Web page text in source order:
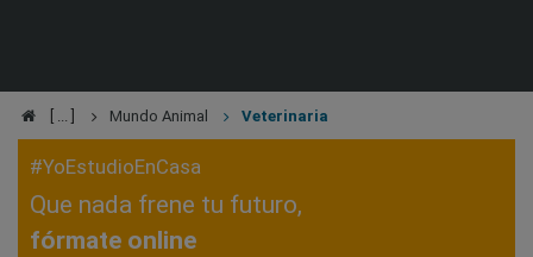
Mundo Animal Veterinaria
#YoEstudioEnCasa
Que nada frene tu futuro,
fórmate online